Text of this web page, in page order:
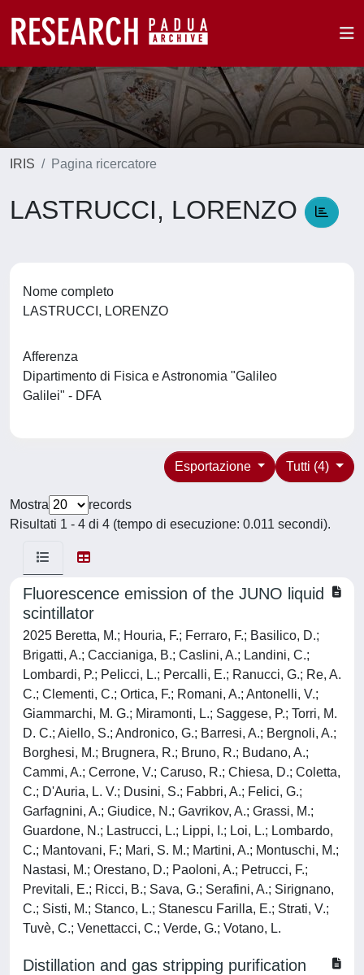
IRIS Pagina ricercatore
LASTRUCCI, LORENZO
Nome completo
LASTRUCCI, LORENZO
Afferenza
Dipartimento di Fisica e Astronomia "Galileo
Galilei" - DFA
Tutti (4)
Esportazione
Mostra
records
Risultati 1 - 4 di 4 (tempo di esecuzione: 0.011 secondi).
Fluorescence emission of the JUNO liquid
scintillator
2025 Beretta, M.; Houria, F.; Ferraro, F.; Basilico, D.;
Brigatti, A.; Caccianiga, B.; Caslini, A.; Landini, C.;
Lombardi, P.; Pelicci, L.; Percalli, E.; Ranucci, G.; Re, A.
C.; Clementi, C.; Ortica, F.; Romani, A.; Antonelli, V.;
Giammarchi, M. G.; Miramonti, L.; Saggese, P.; Torri, M.
D. C.; Aiello, S.; Andronico, G.; Barresi, A.; Bergnoli, A.;
Borghesi, M.; Brugnera, R.; Bruno, R.; Budano, A.;
Cammi, A.; Cerrone, V.; Caruso, R.; Chiesa, D.; Coletta,
C.; D'Auria, L. V.; Dusini, S.; Fabbri, A.; Felici, G.;
Garfagnini, A.; Giudice, N.; Gavrikov, A.; Grassi, M.;
Guardone, N.; Lastrucci, L.; Lippi, I.; Loi, L.; Lombardo,
C.; Mantovani, F.; Mari, S. M.; Martini, A.; Montuschi, M.;
Nastasi, M.; Orestano, D.; Paoloni, A.; Petrucci, F.;
Previtali, E.; Ricci, B.; Sava, G.; Serafini, A.; Sirignano,
C.; Sisti, M.; Stanco, L.; Stanescu Farilla, E.; Strati, V.;
Tuvè, C.; Venettacci, C.; Verde, G.; Votano, L.
Distillation and gas stripping purification